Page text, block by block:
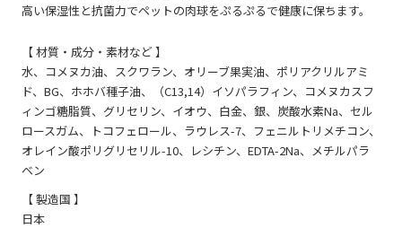
高い保湿性と抗菌力でペットの肉球をぷるぷるで健康に保ちます。
【 材質・成分・素材など 】
水、コメヌカ油、スクワラン、オリーブ果実油、ポリアクリルアミ
ド、BG、ホホバ種子油、（C13,14）イソパラフィン、コメヌカスフ
ィンゴ糖脂質、グリセリン、イオウ、白金、銀、炭酸水素Na、セル
ロースガム、トコフェロール、ラウレス-7、フェニルトリメチコン、
オレイン酸ポリグリセリル-10、レシチン、EDTA-2Na、メチルパラ
ベン
【 製造国 】
日本